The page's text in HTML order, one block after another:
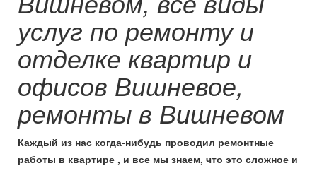
услуг по ремонту и
отделке квартир и
офисов Вишневое,
ремонты в Вишневом
Каждый из нас когда-нибудь проводил ремонтные
работы в квартире , и все мы знаем, что это сложное и